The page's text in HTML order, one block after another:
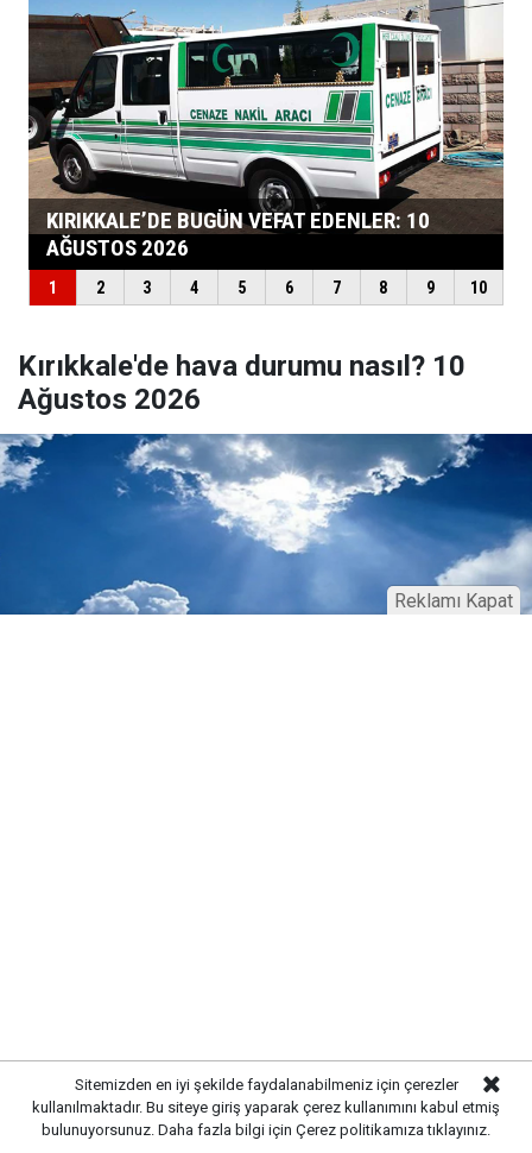
Kırıkkale'de hava durumu nasıl? 10
Ağustos 2026
Sitemizden en iyi şekilde faydalanabilmeniz için çerezler
kullanılmaktadır. Bu siteye giriş yaparak çerez kullanımını kabul etmiş
bulunuyorsunuz. Daha fazla bilgi için Çerez politikamıza tıklayınız.
Reklamı Kapat